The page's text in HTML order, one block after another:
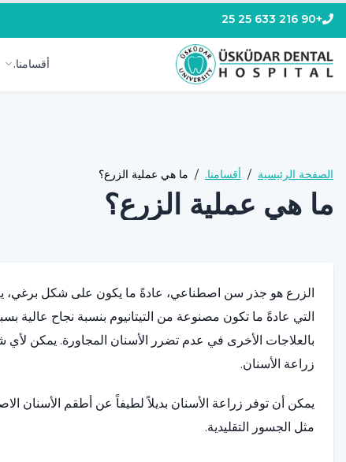
+90 216 633 25 25
أقسامنا.
الصفحة الرئيسية / أقسامنا. / ما هي عملية الزرع؟
ما هي عملية الزرع؟
الزرع هو جذر سن اصطناعي، عادةً ما يكون على شكل برغي،
التي عادةً ما تكون مصنوعة من التيتانيوم بنسبة نجاح عالية
زراعة الأسنان.
يمكن أن توفر زراعة الأسنان بديلاً لطيفاً عن أطقم الأسنان
مثل الجسور التقليدية.